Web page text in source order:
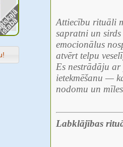
Attiecību rituāli
sapratni un
emocionālus
atvērt telpu
Es nestrādāju ar
ietekmēšanu —
nodomu un
Labklājības